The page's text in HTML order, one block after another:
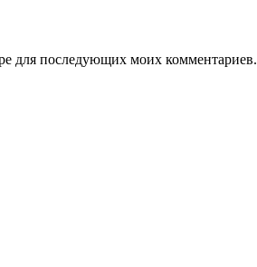
для последующих моих комментариев.